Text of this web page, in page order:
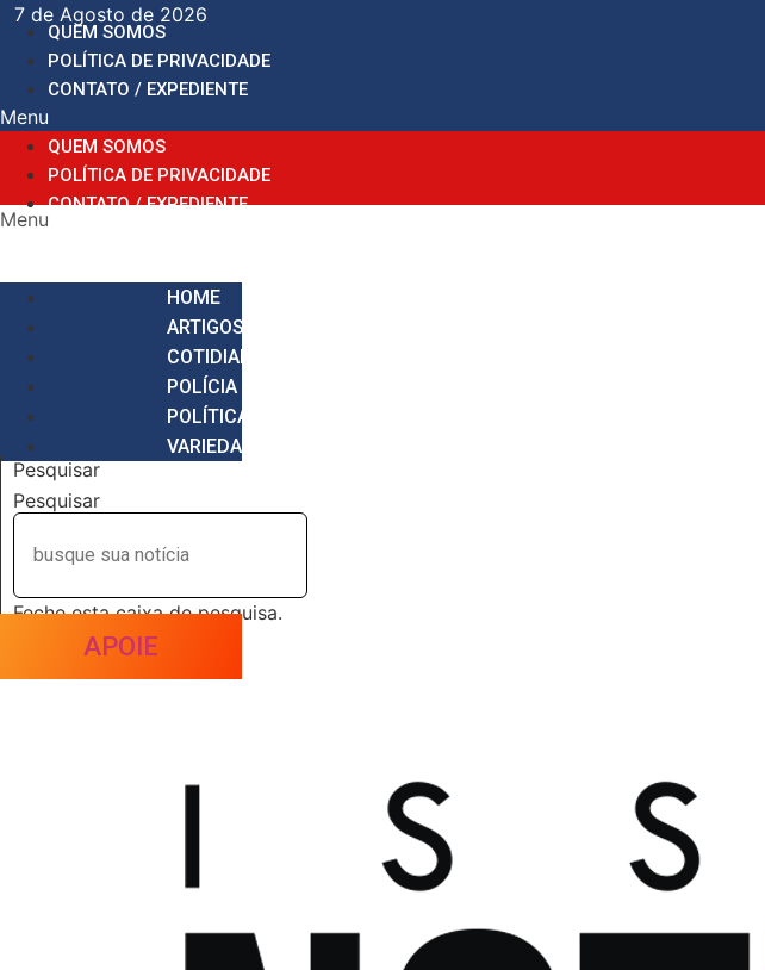
para
conteúdo
7 de Agosto de 2026
QUEM SOMOS
POLÍTICA DE PRIVACIDADE
CONTATO / EXPEDIENTE
Menu
QUEM SOMOS
POLÍTICA DE PRIVACIDADE
CONTATO / EXPEDIENTE
Menu
HOME
ARTIGOS
COTIDIANO
POLÍCIA
POLÍTICA
VARIEDADES
Pesquisar
Pesquisar
Feche esta caixa de pesquisa.
APOIE